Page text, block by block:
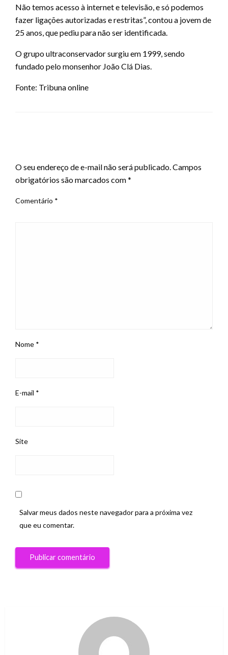
Não temos acesso à internet e televisão, e só podemos
fazer ligações autorizadas e restritas”, contou a jovem de
25 anos, que pediu para não ser identificada.
O grupo ultraconservador surgiu em 1999, sendo
fundado pelo monsenhor João Clá Dias.
Fonte: Tribuna online
O seu endereço de e-mail não será publicado.Campos
obrigatórios são marcados com*
Comentário *
Nome *
E-mail *
Site
Salvar meus dados neste navegador para a próxima vez
que eu comentar.